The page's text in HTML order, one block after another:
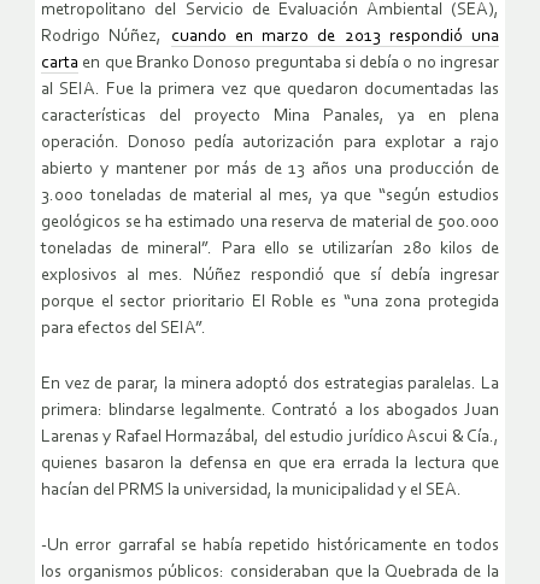
metropolitano del Servicio de Evaluación Ambiental (SEA),
Rodrigo Núñez, cuando en marzo de 2013 respondió una
carta en que Branko Donoso preguntaba si debía o no ingresar
al SEIA. Fue la primera vez que quedaron documentadas las
características del proyecto Mina Panales, ya en plena
operación. Donoso pedía autorización para explotar a rajo
abierto y mantener por más de 13 años una producción de
3.000 toneladas de material al mes, ya que “según estudios
geológicos se ha estimado una reserva de material de 500.000
toneladas de mineral”. Para ello se utilizarían 280 kilos de
explosivos al mes. Núñez respondió que sí debía ingresar
porque el sector prioritario El Roble es “una zona protegida
para efectos del SEIA”.
En vez de parar, la minera adoptó dos estrategias paralelas. La
primera: blindarse legalmente. Contrató a los abogados Juan
Larenas y Rafael Hormazábal, del estudio jurídico Ascui & Cía.,
quienes basaron la defensa en que era errada la lectura que
hacían del PRMS la universidad, la municipalidad y el SEA.
-Un error garrafal se había repetido históricamente en todos
los organismos públicos: consideraban que la Quebrada de la